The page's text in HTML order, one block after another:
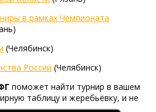
в рамках Чемпионата
(Челябинск)
России (Челябинск)
поможет найти турнир в вашем
таблицу и жеребьёвку, и не